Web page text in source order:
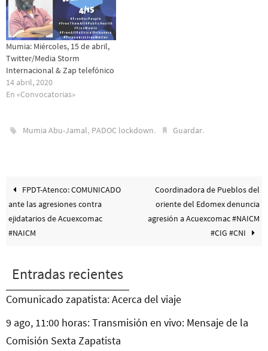
Mumia: Miércoles, 15 de abril,
Twitter/Media Storm
Internacional & Zap telefónico
14 abril, 2020
En «Convocatorias»
Mumia Abu-Jamal, PADOC lockdown. Guardar.
FPDT-Atenco: COMUNICADO
ante las agresiones contra
ejidatarios de Acuexcomac
#NAICM
Coordinadora de Pueblos del
oriente del Edomex denuncia
agresión a Acuexcomac #NAICM
#CIG #CNI
Entradas recientes
Comunicado zapatista: Acerca del viaje
9 ago, 11:00 horas: Transmisión en vivo: Mensaje de la
Comisión Sexta Zapatista